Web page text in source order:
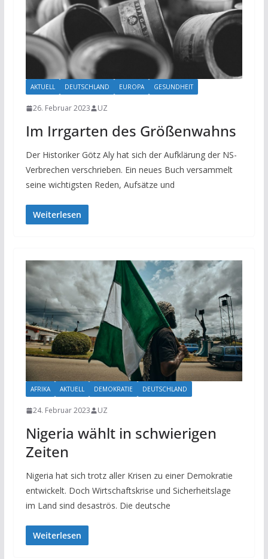
AKTUELL DEUTSCHLAND EUROPA GESUNDHEIT
26. Februar 2023 UZ
Im Irrgarten des Größenwahns
Der Historiker Götz Aly hat sich der Aufklärung der NS-
Verbrechen verschrieben. Ein neues Buch versammelt
seine wichtigsten Reden, Aufsätze und
Weiterlesen
AFRIKA AKTUELL DEMOKRATIE DEUTSCHLAND
24. Februar 2023 UZ
Nigeria wählt in schwierigen
Zeiten
Nigeria hat sich trotz aller Krisen zu einer Demokratie
entwickelt. Doch Wirtschaftskrise und Sicherheitslage
im Land sind desaströs. Die deutsche
Weiterlesen